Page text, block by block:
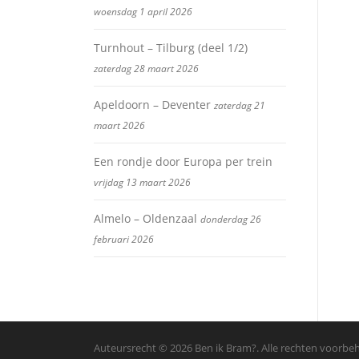
woensdag 1 april 2026
Turnhout – Tilburg (deel 1/2)
zaterdag 28 maart 2026
Apeldoorn – Deventer zaterdag 21
maart 2026
Een rondje door Europa per trein
vrijdag 13 maart 2026
Almelo – Oldenzaal donderdag 26
februari 2026
Auteursrecht © 2026 Ben ik Bram?. Alle rechten